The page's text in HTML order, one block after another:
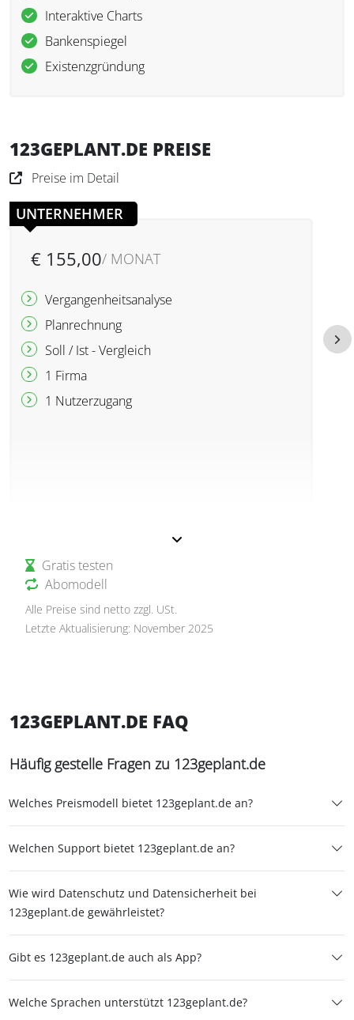
Interaktive Charts
Bankenspiegel
Existenzgründung
123GEPLANT.DE PREISE
Preise im Detail
UNTERNEHMER
€ 155,00/ MONAT
Vergangenheitsanalyse
Planrechnung
Soll / Ist - Vergleich
1 Firma
1 Nutzerzugang
Gratis testen
Abomodell
Alle Preise sind netto zzgl. USt.
Letzte Aktualisierung: November 2025
123GEPLANT.DE FAQ
Häufig gestelle Fragen zu 123geplant.de
Welches Preismodell bietet 123geplant.de an?
Welchen Support bietet 123geplant.de an?
Wie wird Datenschutz und Datensicherheit bei
123geplant.de gewährleistet?
Gibt es 123geplant.de auch als App?
Welche Sprachen unterstützt 123geplant.de?